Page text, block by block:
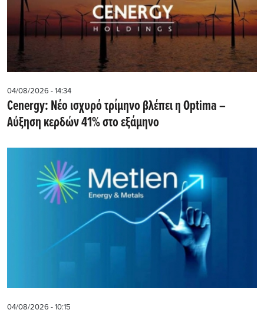
04/08/2026 - 14:34
Cenergy: Νέο ισχυρό τρίμηνο βλέπει η Optima –
Αύξηση κερδών 41% στο εξάμηνο
04/08/2026 - 10:15